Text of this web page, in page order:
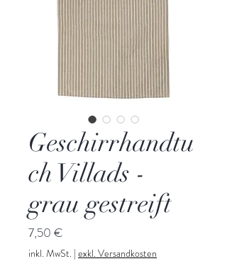
Geschirrhandtu
ch Villads -
grau gestreift
7,50 €
inkl. MwSt. | exkl. Versandkosten